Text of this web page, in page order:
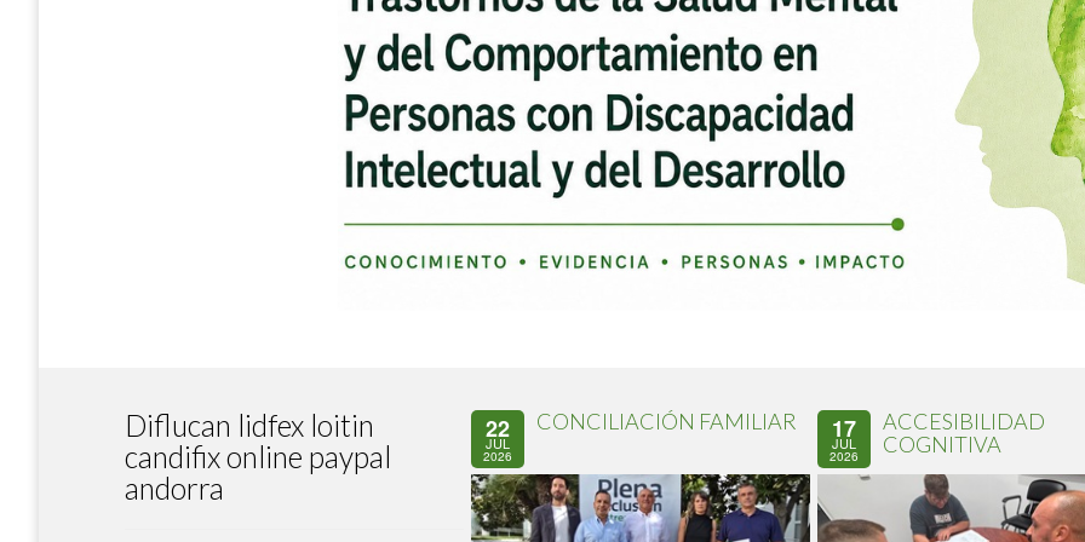
Diflucan lidfex loitin
candifix online paypal
andorra
22
JUL
2026
CONCILIACIÓN FAMILIAR 17
JUL
2026
ACCESIBILIDAD
COGNITIVA